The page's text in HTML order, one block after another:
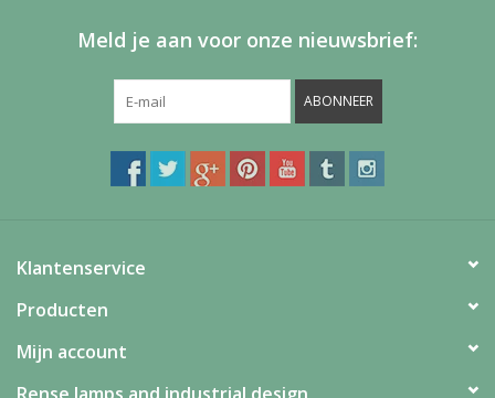
Meld je aan voor onze nieuwsbrief:
ABONNEER
Klantenservice
Producten
Mijn account